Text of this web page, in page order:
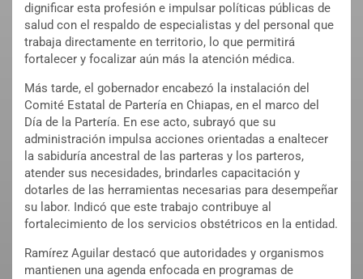
dignificar esta profesión e impulsar políticas públicas de
salud con el respaldo de especialistas y del personal que
trabaja directamente en territorio, lo que permitirá
fortalecer y focalizar aún más la atención médica.
Más tarde, el gobernador encabezó la instalación del
Comité Estatal de Partería en Chiapas, en el marco del
Día de la Partería. En ese acto, subrayó que su
administración impulsa acciones orientadas a enaltecer
la sabiduría ancestral de las parteras y los parteros,
atender sus necesidades, brindarles capacitación y
dotarles de las herramientas necesarias para desempeñar
su labor. Indicó que este trabajo contribuye al
fortalecimiento de los servicios obstétricos en la entidad.
Ramírez Aguilar destacó que autoridades y organismos
mantienen una agenda enfocada en programas de